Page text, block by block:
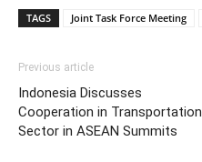
TAGS Joint Task Force Meeting
Previous article
Indonesia Discusses
Cooperation in Transportation
Sector in ASEAN Summits